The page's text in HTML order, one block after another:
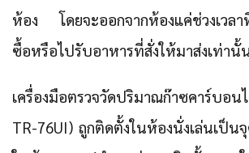
ห้อง โดยจะออกจากห้องแค่ช่วงเวลา
ซื้อหรือไปรับอาหารที่สั่งให้มาส่งเท่านั้
เครื่องมือตรวจวัดปริมาณก๊าซคาร์บอ
TR-76UI) ถูกติดตั้งในห้องนั่งเล่นเป็